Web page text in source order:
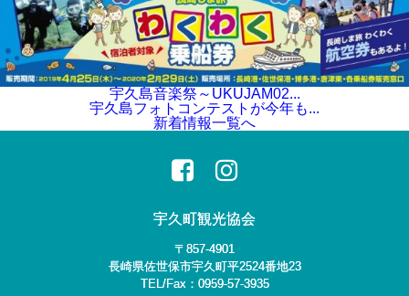
宇久島音楽祭～UKUJAM02...
宇久島フォトコンテストが今年も...
新着情報一覧へ
宇久町観光協会
〒857-4901
長崎県佐世保市宇久町平2524番地23
TEL/Fax：0959-57-3935